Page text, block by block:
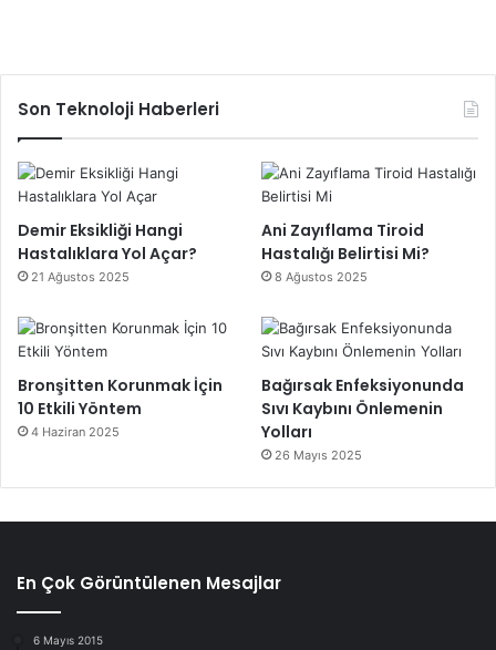
Son Teknoloji Haberleri
Demir Eksikliği Hangi
Hastalıklara Yol Açar?
21 Ağustos 2025
Ani Zayıflama Tiroid
Hastalığı Belirtisi Mi?
8 Ağustos 2025
Bronşitten Korunmak İçin
10 Etkili Yöntem
4 Haziran 2025
Bağırsak Enfeksiyonunda
Sıvı Kaybını Önlemenin
Yolları
26 Mayıs 2025
En Çok Görüntülenen Mesajlar
6 Mayıs 2015